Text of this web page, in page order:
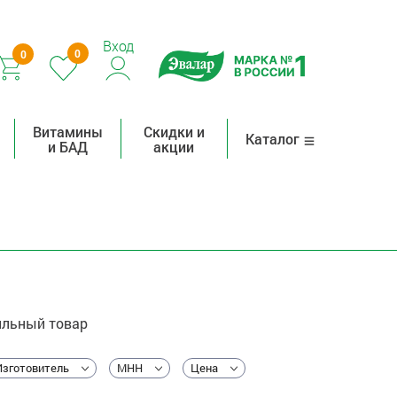
0 0 Вход
Витамины
и БАД
Скидки и
акции
Каталог
товар
МНН Цена